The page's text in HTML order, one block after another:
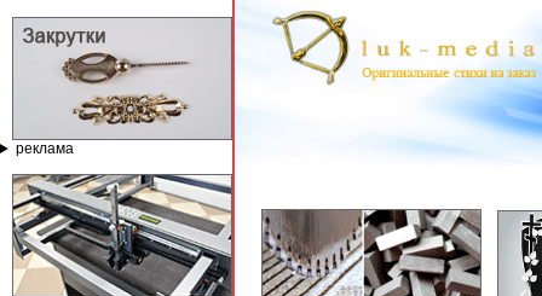
реклама